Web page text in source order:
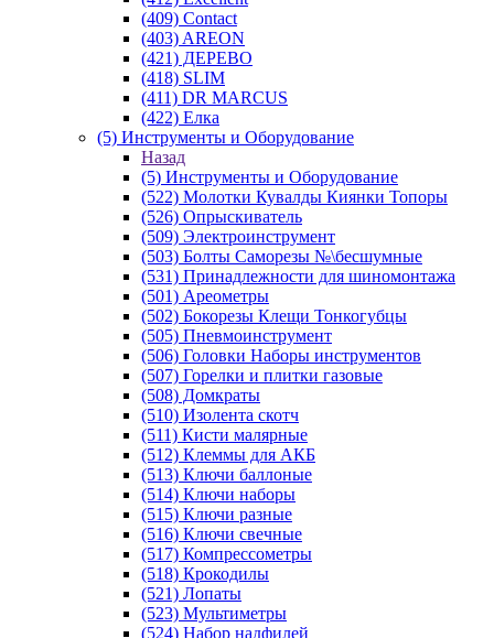
(409) Contact
(403) AREON
(421) ДЕРЕВО
(418) SLIM
(411) DR MARCUS
(422) Елка
(5) Инструменты и Оборудование
Назад
(5) Инструменты и Оборудование
(522) Молотки Кувалды Киянки Топоры
(526) Опрыскиватель
(509) Электроинструмент
(503) Болты Саморезы №\бесшумные
(531) Принадлежности для шиномонтажа
(501) Ареометры
(502) Бокорезы Клещи Тонкогубцы
(505) Пневмоинструмент
(506) Головки Наборы инструментов
(507) Горелки и плитки газовые
(508) Домкраты
(510) Изолента скотч
(511) Кисти малярные
(512) Клеммы для АКБ
(513) Ключи баллоные
(514) Ключи наборы
(515) Ключи разные
(516) Ключи свечные
(517) Компрессометры
(518) Крокодилы
(521) Лопаты
(523) Мультиметры
(524) Набор надфилей